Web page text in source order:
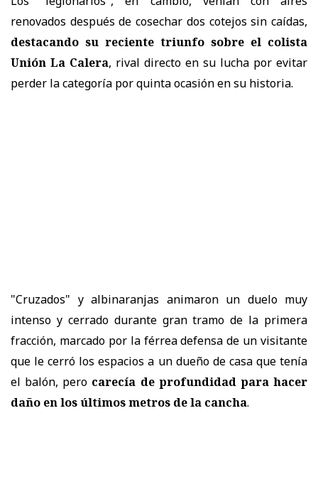
renovados después de cosechar dos cotejos sin caídas,
destacando su reciente triunfo sobre el colista
Unión La Calera, rival directo en su lucha por evitar
perder la categoría por quinta ocasión en su historia.
"Cruzados" y albinaranjas animaron un duelo muy
intenso y cerrado durante gran tramo de la primera
fracción, marcado por la férrea defensa de un visitante
que le cerró los espacios a un dueño de casa que tenía
el balón, pero carecía de profundidad para hacer
daño en los últimos metros de la cancha.